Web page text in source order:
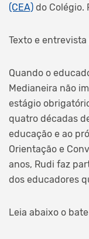
(CEA) do Colégio.
Texto e
Quando o
Medianeira não
estágio
quatro décadas
educação e ao
Orientação e
anos, Rudi faz
dos educadores
Leia abaixo o